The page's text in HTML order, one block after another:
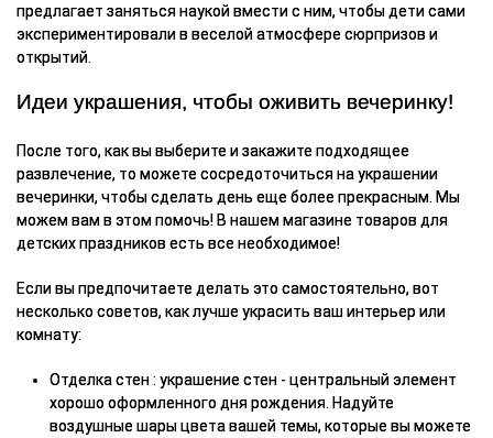
предлагает заняться наукой вмести с ним, чтобы дети сами
экспериментировали в веселой атмосфере сюрпризов и
открытий.
Идеи украшения, чтобы оживить вечеринку!
После того, как вы выберите и закажите подходящее
развлечение, то можете сосредоточиться на украшении
вечеринки, чтобы сделать день еще более прекрасным. Мы
можем вам в этом помочь! В нашем магазине товаров для
детских праздников есть все необходимое!
Если вы предпочитаете делать это самостоятельно, вот
несколько советов, как лучше украсить ваш интерьер или
комнату:
Отделка стен : украшение стен - центральный элемент
хорошо оформленного дня рождения. Надуйте
воздушные шары цвета вашей темы, которые вы можете